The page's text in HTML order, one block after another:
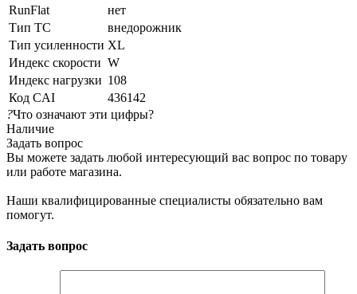
RunFlat
нет
Тип ТС
внедорожник
Тип усиленности XL
Индекс скорости W
Индекс нагрузки 108
Код CAI
436142
?Что означают эти цифры?
Наличие
Задать вопрос
Вы можете задать любой интересующий вас вопрос по товару
или работе магазина.
Наши квалифицированные специалисты обязательно вам
помогут.
Задать вопрос